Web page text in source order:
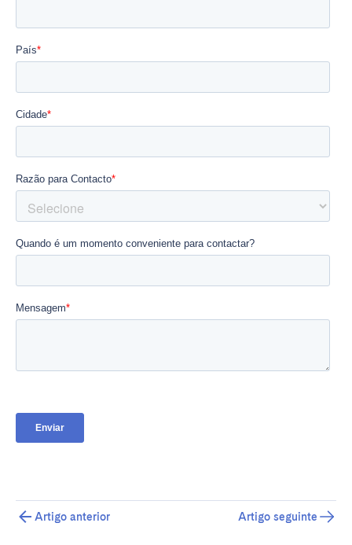
Artigo anterior Artigo seguinte